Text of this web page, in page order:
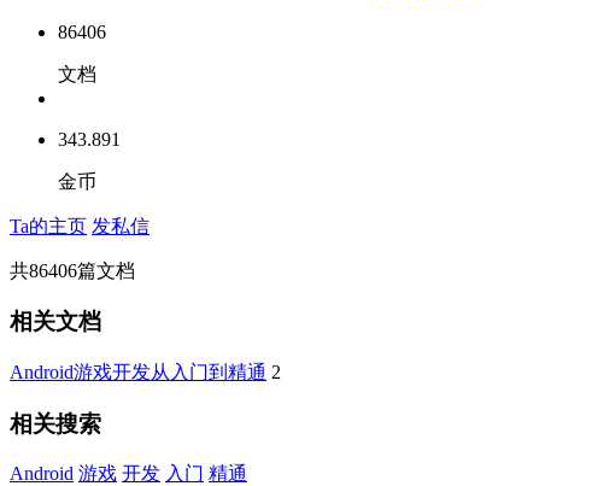
86406
文档
343.891
金币
Ta的主页 发私信
共86406篇文档
相关文档
Android游戏开发从入门到精通 2
相关搜索
Android 游戏 开发 入门 精通